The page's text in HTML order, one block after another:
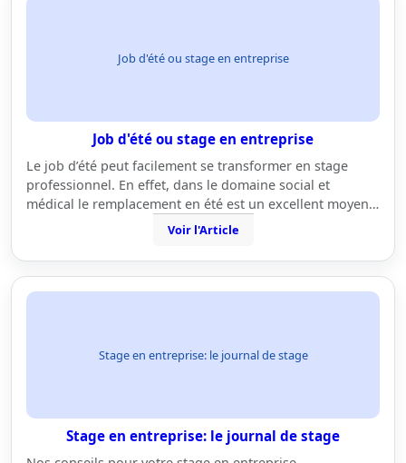
Job d'été ou stage en entreprise
Job d'été ou stage en entreprise
Le job d’été peut facilement se transformer en stage
professionnel. En effet, dans le domaine social et
médical le remplacement en été est un excellent moyen…
Voir l'Article
Stage en entreprise: le journal de stage
Stage en entreprise: le journal de stage